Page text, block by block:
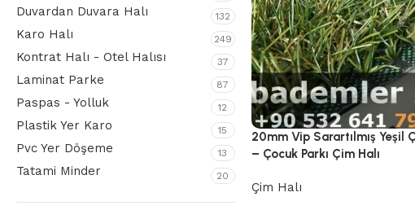
Duvardan Duvara Halı 132
Karo Halı 249
Kontrat Halı - Otel Halısı 37
Laminat Parke 87
Paspas - Yolluk 12
Plastik Yer Karo 15
Pvc Yer Döşeme 13
Tatami Minder 20
20mm Vip Sarartılmış Yeşil
– Çocuk Parkı Çim Halı
Çim Halı